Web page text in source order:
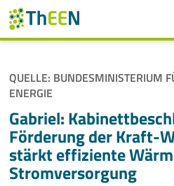
Navigation überspringen
ThEEN
Services
Mitglieder
QUELLE: BUNDESMINISTERIUM
ENERGIE
Gabriel:
Förderung der Kraft-
stärkt effiziente
Stromversorgung